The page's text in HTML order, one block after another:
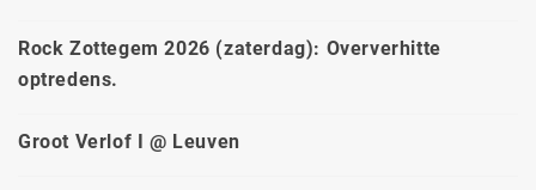
Rock Zottegem 2026 (zaterdag): Oververhitte
optredens.
Groot Verlof I @ Leuven